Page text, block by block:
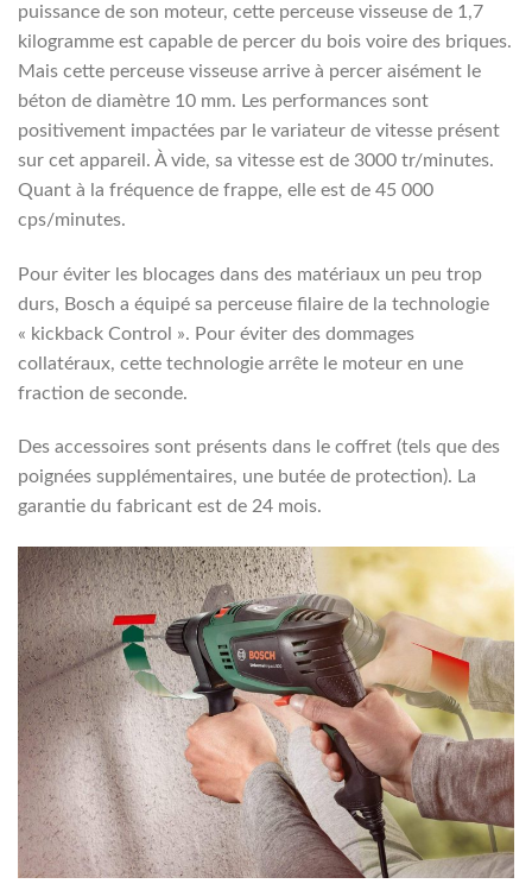
puissance de son moteur, cette perceuse visseuse de 1,7
kilogramme est capable de percer du bois voire des briques.
Mais cette perceuse visseuse arrive à percer aisément le
béton de diamètre 10 mm. Les performances sont
positivement impactées par le variateur de vitesse présent
sur cet appareil. À vide, sa vitesse est de 3000 tr/minutes.
Quant à la fréquence de frappe, elle est de 45 000
cps/minutes.
Pour éviter les blocages dans des matériaux un peu trop
durs, Bosch a équipé sa perceuse filaire de la technologie
« kickback Control ». Pour éviter des dommages
collatéraux, cette technologie arrête le moteur en une
fraction de seconde.
Des accessoires sont présents dans le coffret (tels que des
poignées supplémentaires, une butée de protection). La
garantie du fabricant est de 24 mois.